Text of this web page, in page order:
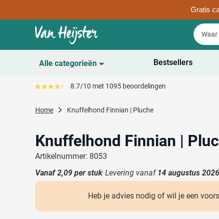
Gratis
Ga naar de inhoud Zoek
Zoek
Alle categorieën
Duurzaam
Toon submenu voor
Toon submenu voor
Kantoorartikelen
Toon submenu voor
Tassen
Toon submenu voor
Toon submenu voor
Bestsellers
Gemiddeld reviewpercentage is 87
8.7/10 met 1095 beoordelingen
Home Knuffelhond Finnian | Pluche
Knuffelhond Finnian |
Artikelnummer: 8053
Vanaf2,09 per stuk Levering vanaf 14 augustus 2026
Heb je advies nodig of wil je een